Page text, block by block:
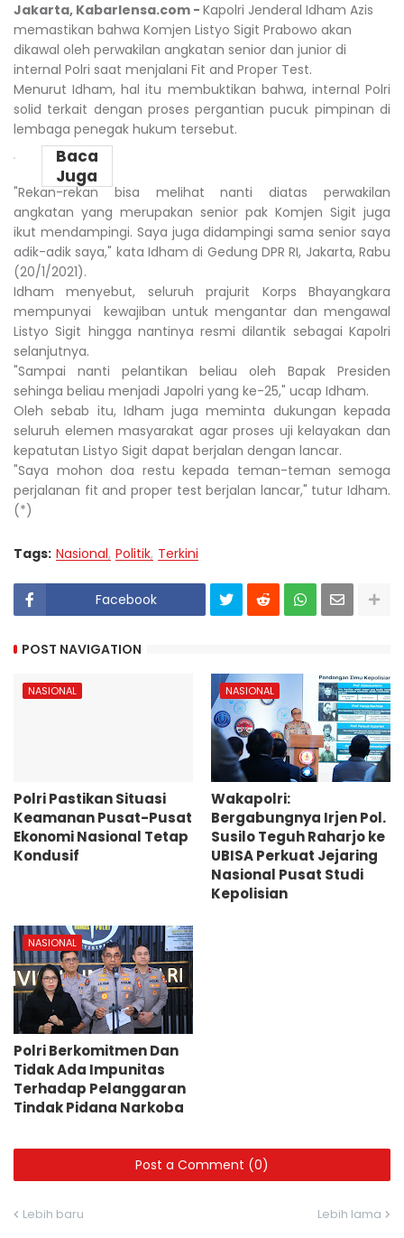
Jakarta, Kabarlensa.com - Kapolri Jenderal Idham Azis
memastikan bahwa Komjen Listyo Sigit Prabowo akan
dikawal oleh perwakilan angkatan senior dan junior di
internal Polri saat menjalani Fit and Proper Test.
Menurut Idham, hal itu membuktikan bahwa, internal Polri
solid terkait dengan proses pergantian pucuk pimpinan di
lembaga penegak hukum tersebut.
Baca
Juga
"Rekan-rekan bisa melihat nanti diatas perwakilan
angkatan yang merupakan senior pak Komjen Sigit juga
ikut mendampingi. Saya juga didampingi sama senior saya
adik-adik saya," kata Idham di Gedung DPR RI, Jakarta, Rabu
(20/1/2021).
Idham menyebut, seluruh prajurit Korps Bhayangkara
mempunyai kewajiban untuk mengantar dan mengawal
Listyo Sigit hingga nantinya resmi dilantik sebagai Kapolri
selanjutnya.
"Sampai nanti pelantikan beliau oleh Bapak Presiden
sehinga beliau menjadi Japolri yang ke-25," ucap Idham.
Oleh sebab itu, Idham juga meminta dukungan kepada
seluruh elemen masyarakat agar proses uji kelayakan dan
kepatutan Listyo Sigit dapat berjalan dengan lancar.
"Saya mohon doa restu kepada teman-teman semoga
perjalanan fit and proper test berjalan lancar," tutur Idham.
(*)
Tags: Nasional Politik Terkini
Facebook
POST NAVIGATION
NASIONAL
Polri Pastikan Situasi
Keamanan Pusat-Pusat
Ekonomi Nasional Tetap
Kondusif
NASIONAL
Wakapolri:
Bergabungnya Irjen Pol.
Susilo Teguh Raharjo ke
UBISA Perkuat Jejaring
Nasional Pusat Studi
Kepolisian
NASIONAL
Polri Berkomitmen Dan
Tidak Ada Impunitas
Terhadap Pelanggaran
Tindak Pidana Narkoba
Post a Comment (0)
Lebih baru Lebih lama